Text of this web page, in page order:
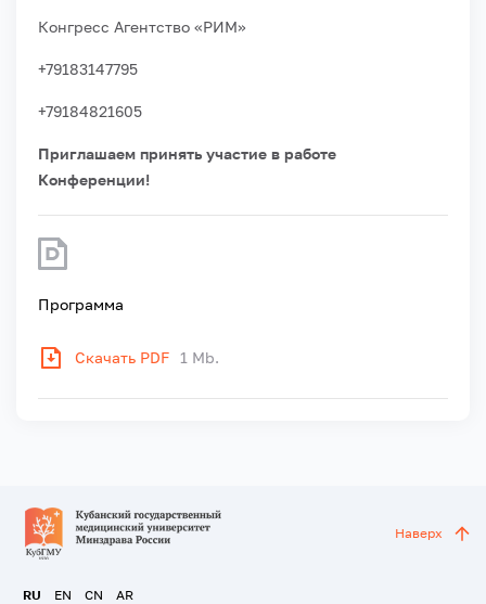
Конгресс Агентство «РИМ»
+79183147795
+79184821605
Приглашаем принять участие в работе
Конференции!
Программа
Скачать PDF 1 Mb.
RU EN CN AR
Наверх